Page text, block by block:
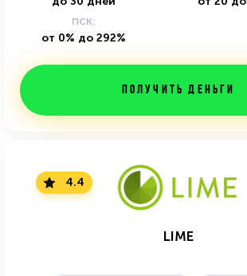
ПСК:
от 0% до 292%
Получить деньги
4.4
LIME